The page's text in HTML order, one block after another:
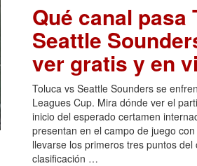
Qué canal pasa
Seattle
ver gratis y en
Toluca vs Seattle Sounders se
Leagues Cup. Mira dónde ver el
inicio del esperado certamen
presentan en el campo de juego
llevarse los primeros tres puntos
clasificación …